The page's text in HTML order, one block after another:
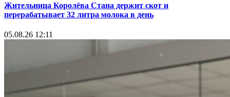
Жительница Королёва Стана держит скот и
перерабатывает 32 литра молока в день
05.08.26 12:11